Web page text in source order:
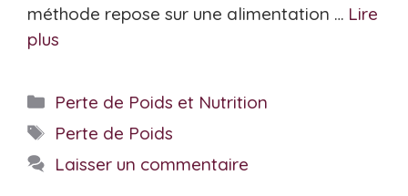
méthode repose sur une alimentation … Lire
plus
Catégories
Perte de Poids et Nutrition
Étiquettes
Perte de Poids
Laisser un commentaire